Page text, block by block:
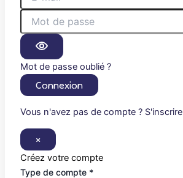
Mot de passe oublié ?
Connexion
Vous n'avez pas de compte ? S'inscrire
×
Créez votre compte
Type de compte *